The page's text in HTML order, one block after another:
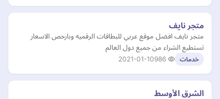
متجر نايف
متجر نايف افضل موقع عربي للبطاقات الرقميه وبارخص الاسعار
تستطيع الشراء من جميع دول العالم
خدمات 2021-01-10
الشرق الأوسط